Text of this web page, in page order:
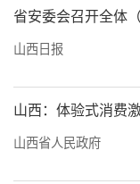
升……
一川碧水
而上，久久为
成美好现实。
（丁园）
省安委会召开全体
山西日报
山西：体验式消费
山西省人民政府